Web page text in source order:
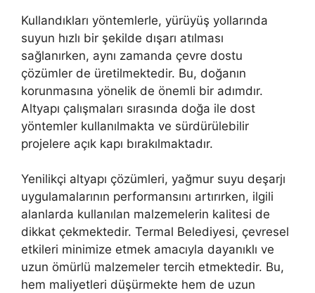
Kullandıkları yöntemlerle, yürüyüş yollarında
suyun hızlı bir şekilde dışarı atılması
sağlanırken, aynı zamanda çevre dostu
çözümler de üretilmektedir. Bu, doğanın
korunmasına yönelik de önemli bir adımdır.
Altyapı çalışmaları sırasında doğa ile dost
yöntemler kullanılmakta ve sürdürülebilir
projelere açık kapı bırakılmaktadır.
Yenilikçi altyapı çözümleri, yağmur suyu deşarjı
uygulamalarının performansını artırırken, ilgili
alanlarda kullanılan malzemelerin kalitesi de
dikkat çekmektedir. Termal Belediyesi, çevresel
etkileri minimize etmek amacıyla dayanıklı ve
uzun ömürlü malzemeler tercih etmektedir. Bu,
hem maliyetleri düşürmekte hem de uzun